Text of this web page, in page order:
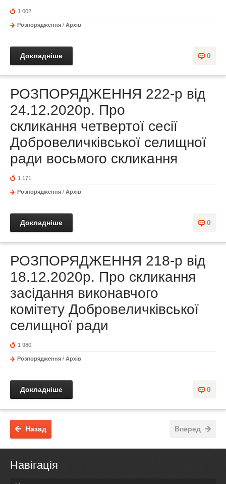
1 002
Розпорядження / Архів
0
Докладніше
РОЗПОРЯДЖЕННЯ 222-р від
24.12.2020р. Про
скликання четвертої сесії
Добровеличківської селищної
ради восьмого скликання
1 171
Розпорядження / Архів
0
Докладніше
РОЗПОРЯДЖЕННЯ 218-р від
18.12.2020р. Про скликання
засідання виконавчого
комітету Добровеличківської
селищної ради
1 980
Розпорядження / Архів
0
Докладніше
Вперед
Назад
Навігація